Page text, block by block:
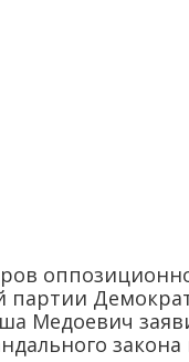
партии
Медоевич